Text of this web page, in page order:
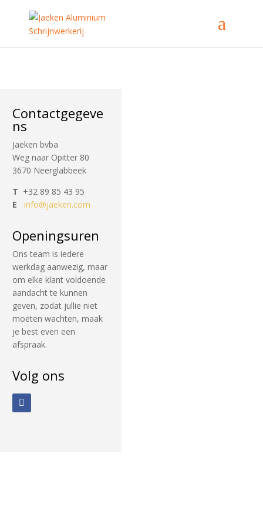
Contactgegeve
ns
Jaeken bvba
Weg naar Opitter 80
3670 Neerglabbeek
T +32 89 85 43 95
E
info@jaeken.com
Openingsuren
Ons team is iedere
werkdag aanwezig, maar
om elke klant voldoende
aandacht te kunnen
geven, zodat jullie niet
moeten wachten, maak
je best even een
afspraak.
Volg ons